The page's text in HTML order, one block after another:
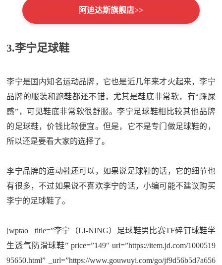
阿迪达斯旗舰店>>
3.李宁足球鞋
李宁是国内知名运动品牌，它也是近几年来才火起来，李宁
品牌的服装和跑鞋都还不错，尤其是鞋底非常软，有“踩屎
感”，可见鞋底非常软很舒服。李宁足球鞋相比较其他品牌
的足球鞋，价钱比较便宜。但是，它不是专门做足球鞋的，
所以还是要看大家的选择了。
李宁品牌的运动鞋还可以，如果说足球鞋的话，它的细节也
有很多，不过如果说不喜欢李宁的话，小编可能不建议购买
李宁的足球鞋了。
[wptao _title=”李宁（LI-NING）足球鞋男比赛TF碎钉球鞋学
生透气防滑球鞋” price=”149″ url=”https://item.jd.com/1000519
95650.html” _url=”https://www.gouwuyi.com/go/jf9d56b5d7a656